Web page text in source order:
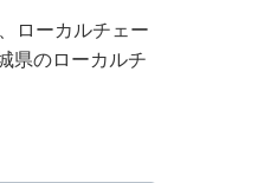
ローカルチェー
県のローカルチ